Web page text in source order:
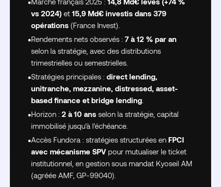
•
vs 2024) et 15,9 Md€ investis dans 379
opérations (France Invest).
•Rendements nets observés : 7 à 12 % par an
selon la stratégie, avec des distributions
trimestrielles ou semestrielles.
•Stratégies principales : direct lending,
unitranche, mezzanine, distressed, asset-
based finance et bridge lending
•Horizon : 2 à 10 ans selon la stratégie, capital
immobilisé jusqu'à l'échéance.
•Accès Fundora : stratégies structurées en FPCI
avec mécanisme SPV pour mutualiser le ticket
institutionnel, en gestion sous mandat Kyoseil AM
(agréée AMF, GP-99040).